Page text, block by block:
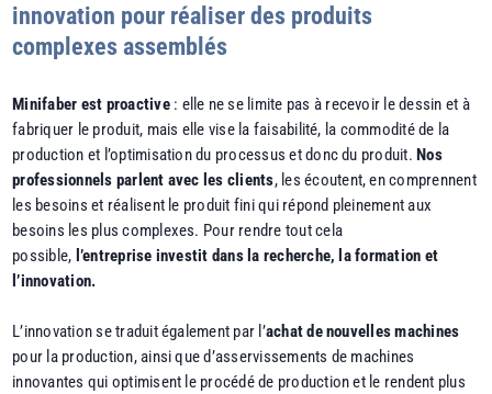
innovation pour réaliser des produits
complexes assemblés
Minifaber est proactive: elle ne se limite pas à recevoir le dessin et à
fabriquer le produit, mais elle vise la faisabilité, la commodité de la
production et l’optimisation du processus et donc du produit.Nos
professionnels parlent avec les clients, les écoutent, en comprennent
les besoins et réalisent le produit fini qui répond pleinement aux
besoins les plus complexes. Pour rendre tout cela
possible, l’entreprise investit dans la recherche, la formation et
l’innovation.
L’innovation se traduit également par l’achat de nouvelles machines
pour la production, ainsi que d’asservissements de machines
innovantes qui optimisent le procédé de production et le rendent plus